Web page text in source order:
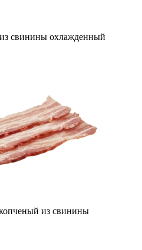
свинины охлажденный
из свинины